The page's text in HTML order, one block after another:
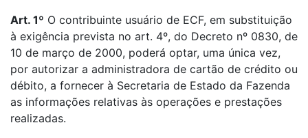
Art. 1º O contribuinte usuário de ECF, em substituição
à exigência prevista no art. 4º, do Decreto nº 0830, de
10 de março de 2000, poderá optar, uma única vez,
por autorizar a administradora de cartão de crédito ou
débito, a fornecer à Secretaria de Estado da Fazenda
as informações relativas às operações e prestações
realizadas.